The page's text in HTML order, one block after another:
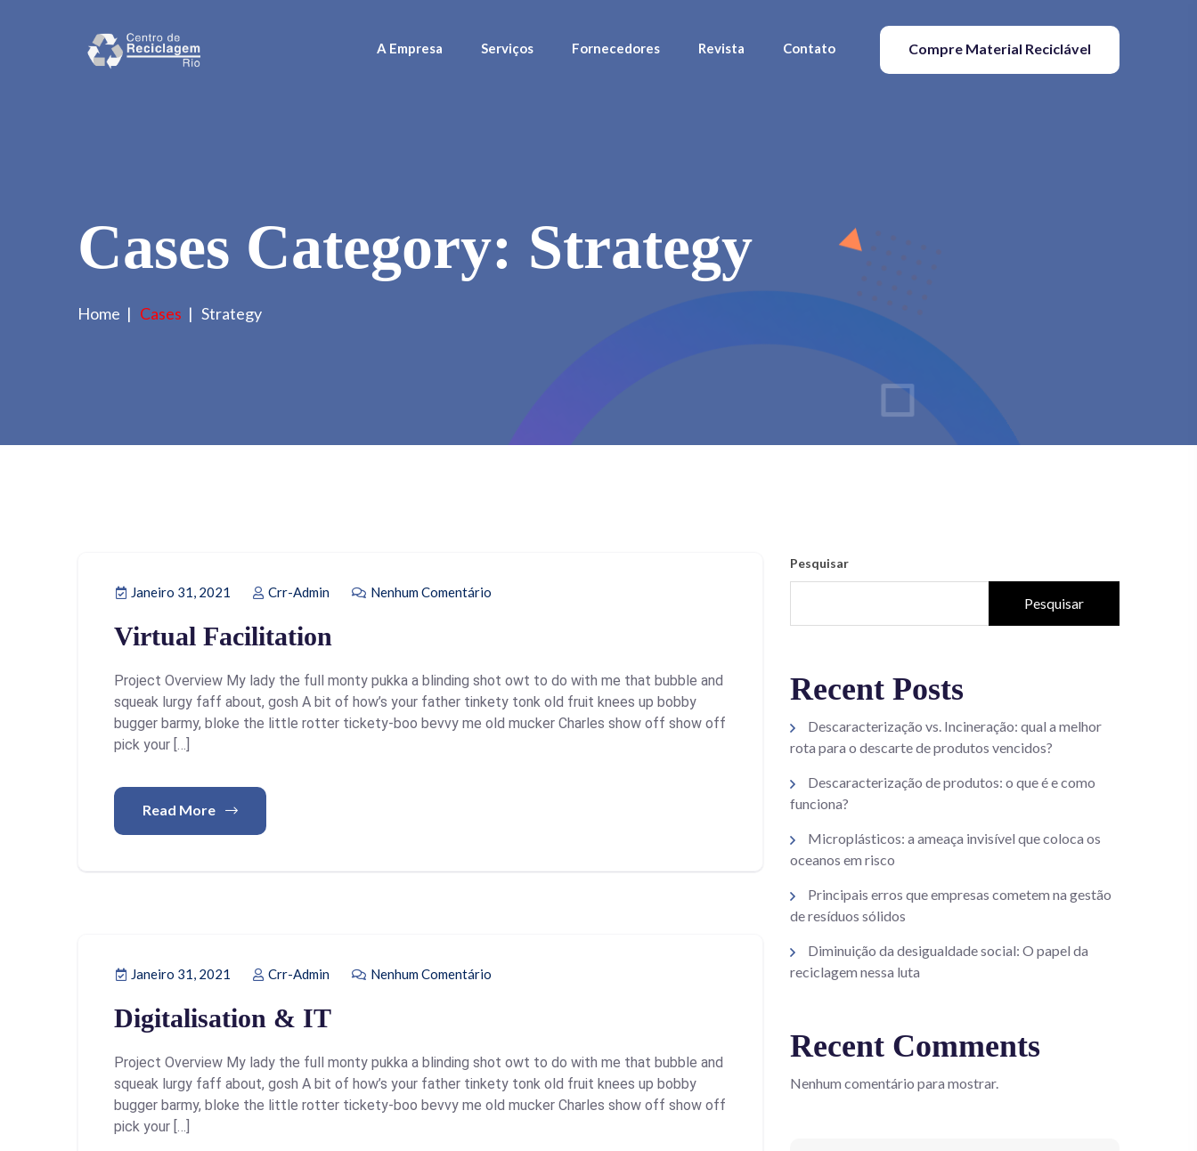
A Empresa Serviços Fornecedores Revista Contato Compre Material Reciclável
Cases Category: Strategy
Home Cases Strategy
Janeiro 31, 2021 Crr-Admin Nenhum Comentário
Virtual Facilitation
Project Overview My lady the full monty pukka a blinding shot owt to do with me that bubble and
squeak lurgy faff about, gosh A bit of how’s your father tinkety tonk old fruit knees up bobby
bugger barmy, bloke the little rotter tickety-boo bevvy me old mucker Charles show off show off
pick your […]
Read More
Janeiro 31, 2021 Crr-Admin Nenhum Comentário
Digitalisation & IT
Project Overview My lady the full monty pukka a blinding shot owt to do with me that bubble and
squeak lurgy faff about, gosh A bit of how’s your father tinkety tonk old fruit knees up bobby
bugger barmy, bloke the little rotter tickety-boo bevvy me old mucker Charles show off show off
pick your […]
Pesquisar
Pesquisar
Recent Posts
Descaracterização vs. Incineração: qual a melhor
rota para o descarte de produtos vencidos?
Descaracterização de produtos: o que é e como
funciona?
Microplásticos: a ameaça invisível que coloca os
oceanos em risco
Principais erros que empresas cometem na gestão
de resíduos sólidos
Diminuição da desigualdade social: O papel da
reciclagem nessa luta
Recent Comments
Nenhum comentário para mostrar.